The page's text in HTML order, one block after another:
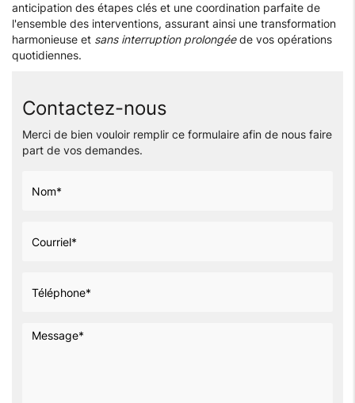
anticipation des étapes clés et une coordination parfaite de
l'ensemble des interventions, assurant ainsi une transformation
harmonieuse et sans interruption prolongéede vos opérations
quotidiennes.
Contactez-nous
Merci de bien vouloir remplir ce formulaire afin de nous faire
part de vos demandes.